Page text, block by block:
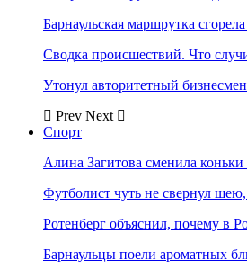
Барнаульская маршрутка
Сводка происшествий. Что
Утонул авторитетный
Prev Next
Спорт
Алина Загитова сменила
Футболист чуть не свернул шею,
Ротенберг объяснил, почему в
Барнаульцы поели ароматных